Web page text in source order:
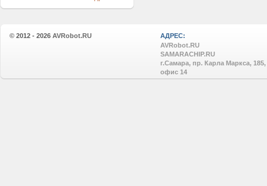
© 2012 - 2026 AVRobot.RU
АДРЕС:
AVRobot.RU
SAMARACHIP.RU
г.Самара, пр. Карла Маркса, 185,
офис 14